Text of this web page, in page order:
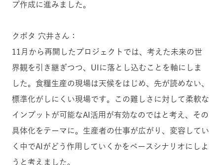
プ作成に進みました。
クボタ 穴井さん：
11月から再開したプロジェクトでは、考えた未来の世
界観を引き継ぎつつ、UIに落とし込むことを軸にしま
した。食糧生産の現場は天候をはじめ、先が読めない、
標準化がしにくい現場です。この難しさに対して柔軟な
インプットが可能なAI活用が有効なのではと考え、その
具体化をテーマに。生産者の仕事が広がり、変容してい
く中でAIがどう作用していくかをベースシナリオにしよ
うと考えました。